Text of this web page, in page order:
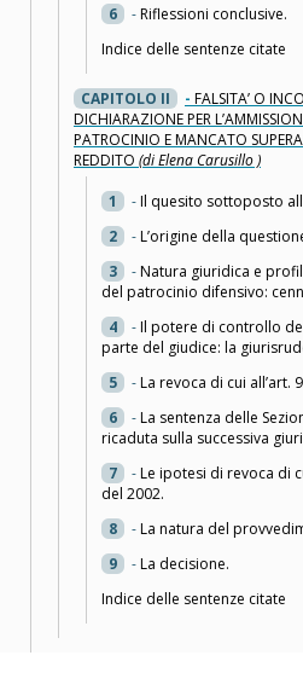
6
-Riflessioni conclusive.
Indice delle sentenze citate
CAPITOLO II - FALSITA’ O
DICHIARAZIONE PER
PATROCINIO E MANCATO
REDDITO (di Elena Carusillo )
1
-Il quesito sottoposto
2
-L’origine della
3
-Natura giuridica e
del patrocinio difensivo:
4
-Il potere di controllo
parte del giudice: la
5
-La revoca di cui all’art.
6
-La sentenza delle
ricaduta sulla successiva
7
-Le ipotesi di revoca di
del 2002.
8
-La natura del
9
-La decisione.
Indice delle sentenze citate